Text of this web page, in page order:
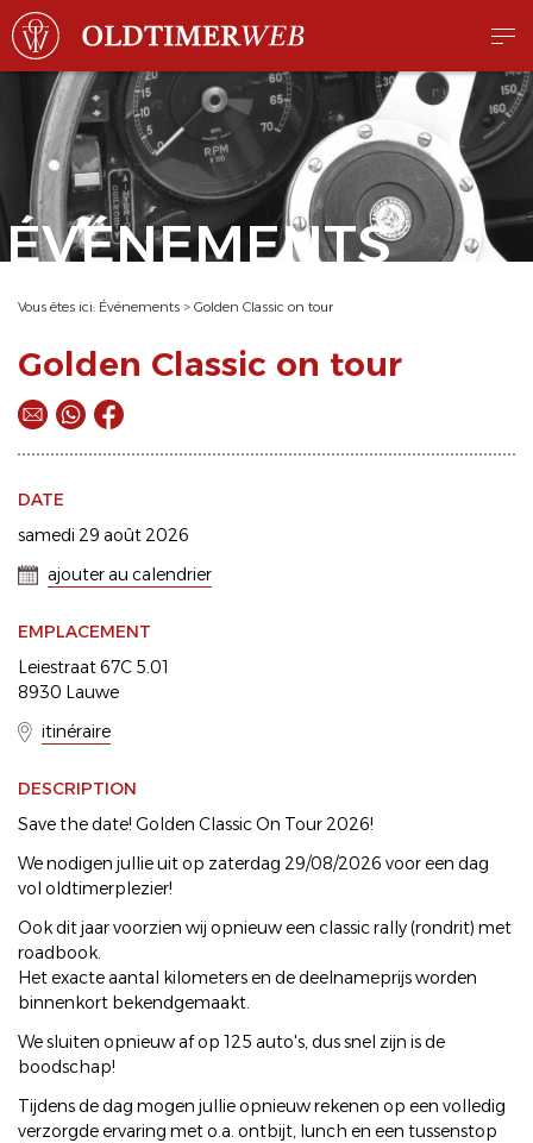
ÉVÉNEMENTS
Vous êtes ici: Événements > Golden Classic on tour
Golden Classic on tour
DATE
samedi 29 août 2026
ajouter au calendrier
EMPLACEMENT
Leiestraat 67C 5.01
8930 Lauwe
itinéraire
DESCRIPTION
Save the date! Golden Classic On Tour 2026!
We nodigen jullie uit op zaterdag 29/08/2026 voor een dag
vol oldtimerplezier!
Ook dit jaar voorzien wij opnieuw een classic rally (rondrit) met
roadbook.
Het exacte aantal kilometers en de deelnameprijs worden
binnenkort bekendgemaakt.
We sluiten opnieuw af op 125 auto's, dus snel zijn is de
boodschap!
Tijdens de dag mogen jullie opnieuw rekenen op een volledig
verzorgde ervaring met o.a. ontbijt, lunch en een tussenstop